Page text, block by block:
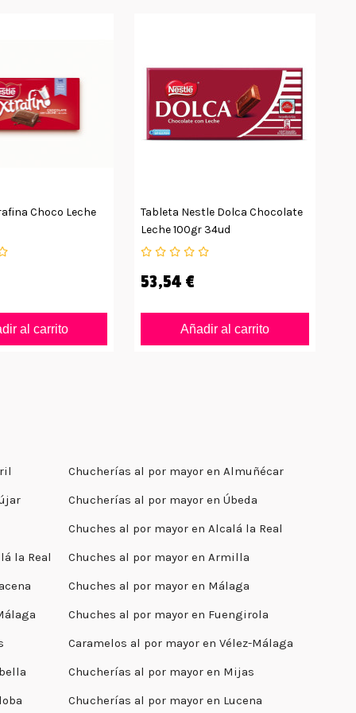
Choco Leche
al carrito
Tableta Nestle Dolca Chocolate
Leche 100gr 34ud
53,54 €
Añadir al carrito
Chucherías al por mayor en Almuñécar
Chucherías al por mayor en Úbeda
Chuches al por mayor en Alcalá la Real
la Real
Chuches al por mayor en Armilla
Chuches al por mayor en Málaga
Chuches al por mayor en Fuengirola
Caramelos al por mayor en Vélez-Málaga
Chucherías al por mayor en Mijas
Chucherías al por mayor en Lucena